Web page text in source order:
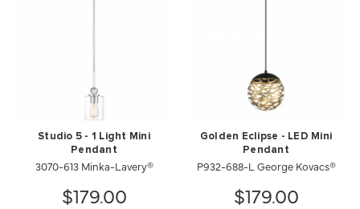
Studio 5 - 1 Light Mini
Pendant
3070-613 Minka-Lavery®
$179.00
Golden Eclipse - LED Mini
Pendant
P932-688-L George Kovacs®
$179.00